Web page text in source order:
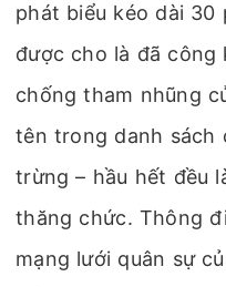
phát biểu kéo dài 30
được cho là đã công
chống tham nhũng
tên trong danh sách
trừng – hầu hết đều
thăng chức. Thông
mạng lưới quân sự